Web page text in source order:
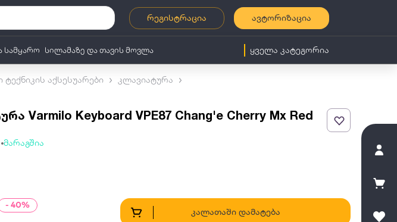
რეგისტრაცია ავტორიზაცია
სამყარო სილამაზე და თავის მოვლა ყველა კატეგორია
აქსესუარები
კლავიატურა
Varmilo Keyboard VPE87 Chang'e Cherry Mx Red
მარაგშია
- 40%
კალათაში დამატება